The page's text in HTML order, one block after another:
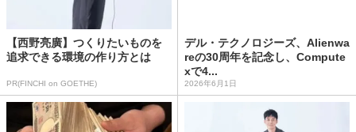
【西野亮廣】つくりたいものを
追求できる環境の作り方とは
PR(FINCHI on GOETHE)
デル・テクノロジーズ、Alienwa
reの30周年を記念し、Compute
xで4...
2026年6月1日